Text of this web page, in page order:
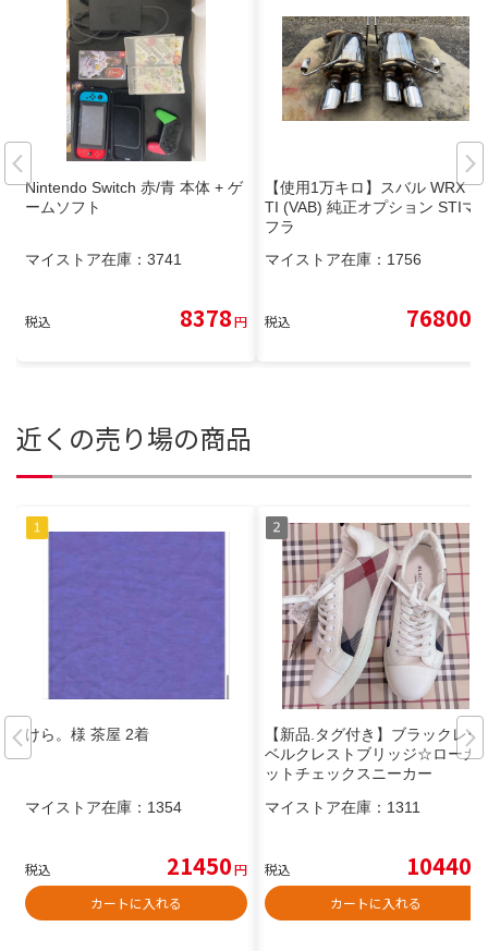
Nintendo Switch 赤/青 本体 + ゲ
ームソフト
マイストア在庫： 3741
税込 8378円
【使用1万キロ】スバル WRX S
TI (VAB) 純正オプション STIマ
フラ
マイストア在庫： 1756
税込 76800
近くの売り場の商品
けら。様 茶屋 2着
マイストア在庫： 1354
税込 21450円
カートに入れる
【新品.タグ付き】ブラックレー
ベルクレストブリッジ☆ローカ
ットチェックスニーカー
マイストア在庫： 1311
税込 10440
カートに入れる